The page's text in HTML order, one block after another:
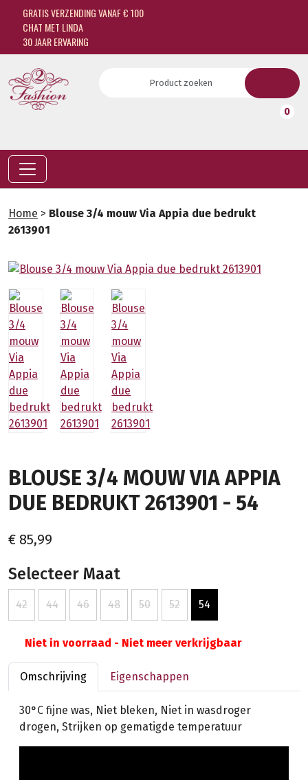
GRATIS VERZENDING VANAF € 100
CHAT MET LINDA
30 JAAR ERVARING
0
Home > Blouse 3/4 mouw Via Appia due bedrukt
2613901
BLOUSE 3/4 MOUW VIA APPIA
DUE BEDRUKT 2613901 - 54
€ 85,99
Selecteer Maat
42 44 46 48 50 52 54
Niet in voorraad - Niet meer verkrijgbaar
Omschrijving Eigenschappen
30°C fijne was, Niet bleken, Niet in wasdroger
drogen, Strijken op gematigde temperatuur